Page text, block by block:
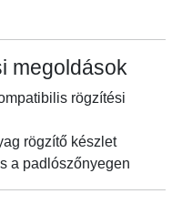
megoldások
rögzítési
rögzítő készlet
a padlószőnyegen